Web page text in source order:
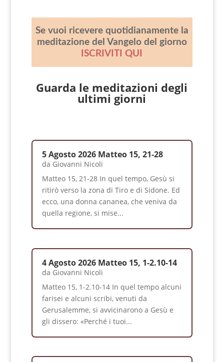
Se vuoi ricevere quotidianamente la
meditazione del Vangelo del giorno
ISCRIVITI QUI
Guarda le meditazioni degli
ultimi giorni
5 Agosto 2026 Matteo 15, 21-28
da Giovanni Nicoli
Matteo 15, 21-28 In quel tempo, Gesù si
ritirò verso la zona di Tiro e di Sidone. Ed
ecco, una donna cananea, che veniva da
quella regione, si mise...
4 Agosto 2026 Matteo 15, 1-2.10-14
da Giovanni Nicoli
Matteo 15, 1-2.10-14 In quel tempo alcuni
farisei e alcuni scribi, venuti da
Gerusalemme, si avvicinarono a Gesù e
gli dissero: «Perché i tuoi...